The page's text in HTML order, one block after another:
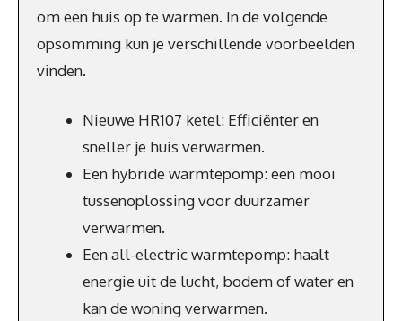
om een huis op te warmen. In de volgende
opsomming kun je verschillende voorbeelden
vinden.
Nieuwe HR107 ketel: Efficiënter en
sneller je huis verwarmen.
Een hybride warmtepomp: een mooi
tussenoplossing voor duurzamer
verwarmen.
Een all-electric warmtepomp: haalt
energie uit de lucht, bodem of water en
kan de woning verwarmen.